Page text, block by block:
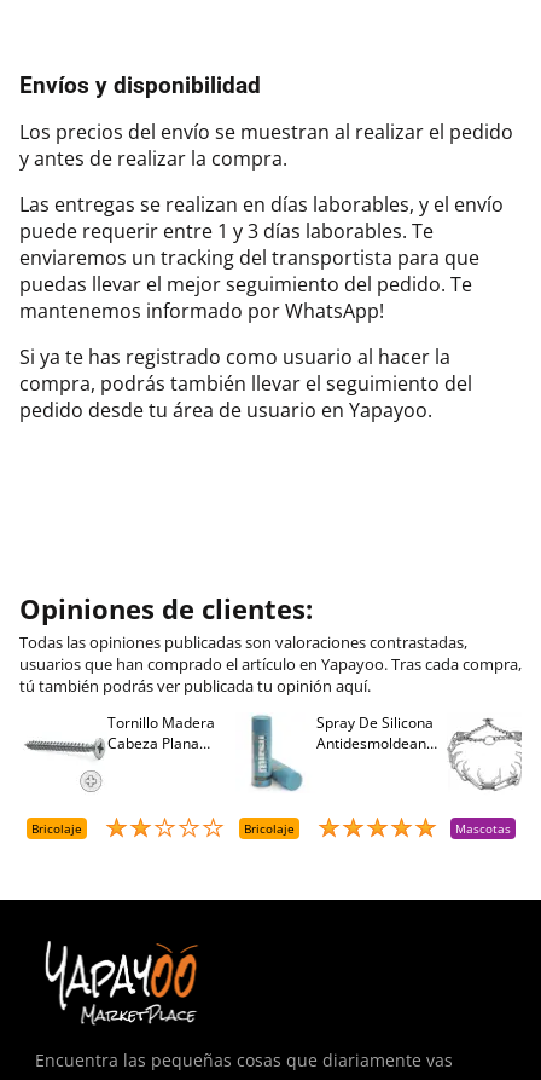
Envíos y disponibilidad
Los precios del envío se muestran al realizar el pedido
y antes de realizar la compra.
Las entregas se realizan en días laborables, y el envío
puede requerir entre 1 y 3 días laborables. Te
enviaremos un tracking del transportista para que
puedas llevar el mejor seguimiento del pedido. Te
mantenemos informado por WhatsApp!
Si ya te has registrado como usuario al hacer la
compra, podrás también llevar el seguimiento del
pedido desde tu área de usuario en Yapayoo.
Opiniones de clientes:
Todas las opiniones publicadas son valoraciones contrastadas,
usuarios que han comprado el artículo en Yapayoo. Tras cada compra,
tú también podrás ver publicada tu opinión aquí.
Tornillo Madera
Cabeza Plana
Bricolaje
Spray De Silicona
Antidesmoldeante
Bricolaje Mascotas
Encuentra las pequeñas cosas que diariamente vas